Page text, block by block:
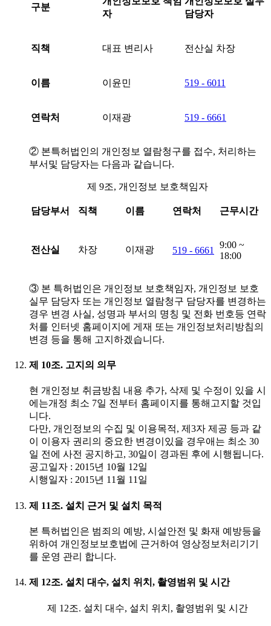
구분
자
담당자
직책 대표 변리사 전산실 차장
이름 이윤민 519 - 6011
연락처 이재광 519 - 6661
② 본특허법인의 개인정보 열람청구를 접수, 처리하는
부서및 담당자는 다음과 같습니다.
제 9조, 개인정보 보호책임자
담당부서 직책 이름 연락처 근무시간
전산실 차장 이재광 519 - 6661
9:00 ~
18:00
③ 본 특허법인은 개인정보 보호책임자, 개인정보 보호
실무 담당자 또는 개인정보 열람청구 담당자를 변경하는
경우 변경 사실, 성명과 부서의 명칭 및 전화 번호등 연락
처를 인터넷 홈페이지에 게재 또는 개인정보처리방침의
변경 등을 통해 고지하겠습니다.
제 10조. 고지의 의무
현 개인정보 취금방침 내용 추가, 삭제 및 수정이 있을 시
에는개정 최소 7일 전부터 홈페이지를 통해고지할 것입
니다.
다만, 개인정보의 수집 및 이용목적, 제3자 제공 등과 같
이 이용자 권리의 중요한 변경이있을 경우애는 최소 30
일 전에 사전 공지하고, 30일이 경과된 후에 시행됩니다.
공고일자 : 2015년 10월 12일
시행일자 : 2015년 11월 11일
제 11조. 설치 근거 및 설치 목적
본 특허법인은 범죄의 예방, 시설안전 및 화재 예방등을
위하여 개인정보보호법에 근거하여 영상정보처리기기
를 운영 관리 합니다.
제 12조. 설치 대수, 설치 위치, 촬영범위 및 시간
제 12조. 설치 대수, 설치 위치, 촬영범위 및 시간